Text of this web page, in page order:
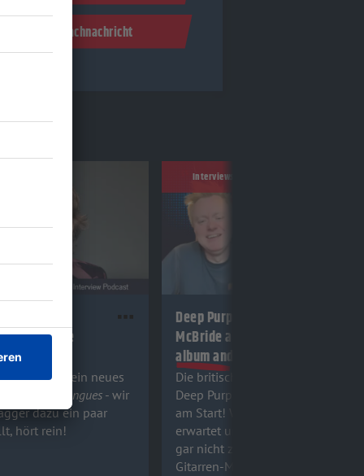
Sprachnachricht
das neue
haben ein neues
Foreign Tongues - wir
dazu ein paar
hört rein!
Interviews
Deep Purple 2026: Simon
McBride about their new
album and more!
Die britischen Hard Rock-
Deep Purple haben ein neues
am Start! Was euch auf „Splat!“
erwartet und warum ans Aufhören
gar nicht zu denken ist, verrät
Gitarren-Meister Simon McBride.